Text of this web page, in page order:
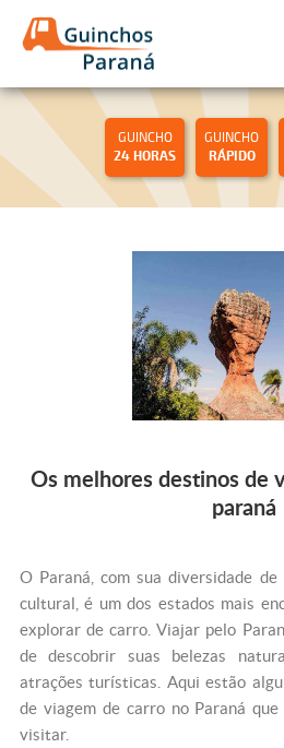
GUINCHO
24 HORAS
GUINCHO
RÁPIDO
Os melhores destinos de
paraná
O Paraná, com sua diversidade
cultural, é um dos estados mais
explorar de carro. Viajar pelo
de descobrir suas belezas
atrações turísticas. Aqui estão
de viagem de carro no Paraná
visitar.